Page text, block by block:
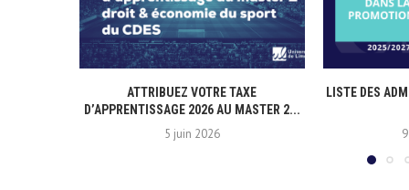
ATTRIBUEZ VOTRE TAXE
D’APPRENTISSAGE 2026 AU MASTER 2...
5 juin 2026
LISTE DES